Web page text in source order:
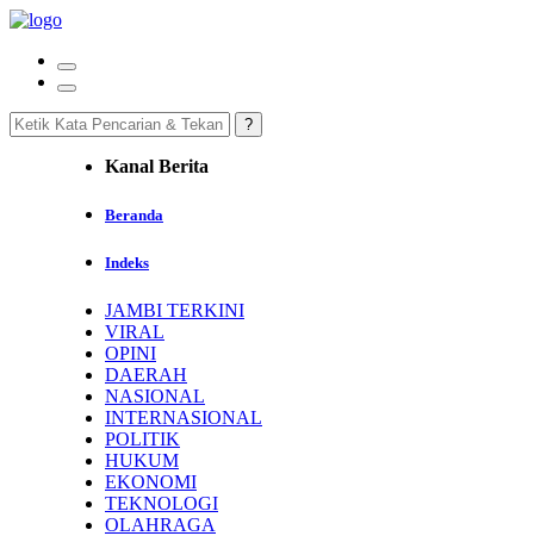
Kanal Berita
Beranda
Indeks
JAMBI TERKINI
VIRAL
OPINI
DAERAH
NASIONAL
INTERNASIONAL
POLITIK
HUKUM
EKONOMI
TEKNOLOGI
OLAHRAGA